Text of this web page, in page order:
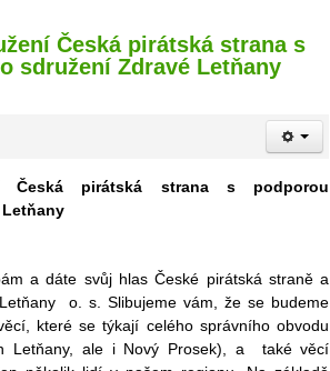
Česká pirátská strana s
sdružení Zdravé Letňany
Česká pirátská strana s podporou
a dáte svůj hlas České pirátská straně a
o. s. Slibujeme vám, že se budeme
které se týkají celého správního obvodu
Letňany, ale i Nový Prosek), a také věcí